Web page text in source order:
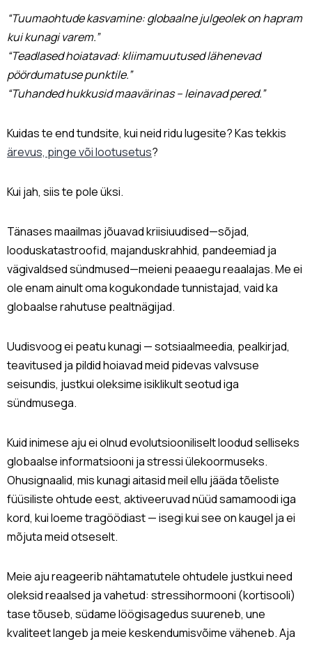
“Tuumaohtude kasvamine: globaalne julgeolek on hapram
kui kunagi varem.”
“Teadlased hoiatavad: kliimamuutused lähenevad
pöördumatuse punktile.”
“Tuhanded hukkusid maavärinas – leinavad pered.”
Kuidas te end tundsite, kui neid ridu lugesite? Kas tekkis
ärevus, pinge või lootusetus?
Kui jah, siis te pole üksi.
Tänases maailmas jõuavad kriisiuudised—sõjad,
looduskatastroofid, majanduskrahhid, pandeemiad ja
vägivaldsed sündmused—meieni peaaegu reaalajas. Me ei
ole enam ainult oma kogukondade tunnistajad, vaid ka
globaalse rahutuse pealtnägijad.
Uudisvoog ei peatu kunagi — sotsiaalmeedia, pealkirjad,
teavitused ja pildid hoiavad meid pidevas valvsuse
seisundis, justkui oleksime isiklikult seotud iga
sündmusega.
Kuid inimese aju ei olnud evolutsiooniliselt loodud selliseks
globaalse informatsiooni ja stressi ülekoormuseks.
Ohusignaalid, mis kunagi aitasid meil ellu jääda tõeliste
füüsiliste ohtude eest, aktiveeruvad nüüd samamoodi iga
kord, kui loeme tragöödiast — isegi kui see on kaugel ja ei
mõjuta meid otseselt.
Meie aju reageerib nähtamatutele ohtudele justkui need
oleksid reaalsed ja vahetud: stressihormooni (kortisooli)
tase tõuseb, südame löögisagedus suureneb, une
kvaliteet langeb ja meie keskendumisvõime väheneb. Aja